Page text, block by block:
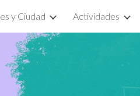
Skip to navigation
y Ciudad Actividades